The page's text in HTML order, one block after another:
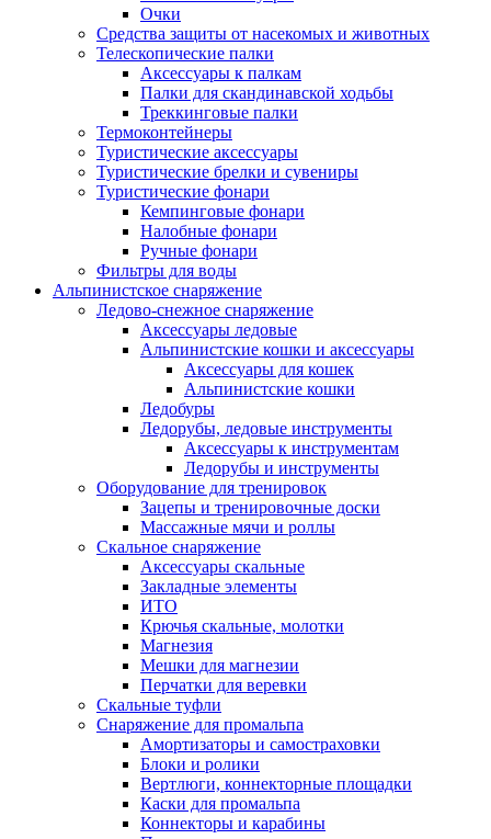
Очки
Средства защиты от насекомых и животных
Телескопические палки
Аксессуары к палкам
Палки для скандинавской ходьбы
Треккинговые палки
Термоконтейнеры
Туристические аксессуары
Туристические брелки и сувениры
Туристические фонари
Кемпинговые фонари
Налобные фонари
Ручные фонари
Фильтры для воды
Альпинистское снаряжение
Ледово-снежное снаряжение
Аксессуары ледовые
Альпинистские кошки и аксессуары
Аксессуары для кошек
Альпинистские кошки
Ледобуры
Ледорубы, ледовые инструменты
Аксессуары к инструментам
Ледорубы и инструменты
Оборудование для тренировок
Зацепы и тренировочные доски
Массажные мячи и роллы
Скальное снаряжение
Аксессуары скальные
Закладные элементы
ИТО
Крючья скальные, молотки
Магнезия
Мешки для магнезии
Перчатки для веревки
Скальные туфли
Снаряжение для промальпа
Амортизаторы и самостраховки
Блоки и ролики
Вертлюги, коннекторные площадки
Каски для промальпа
Коннекторы и карабины